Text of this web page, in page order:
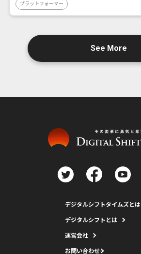
プラットフォーマー
See More
デジタルシフトタイムズとは
デジタルシフトとは
運営会社
お問い合わせ